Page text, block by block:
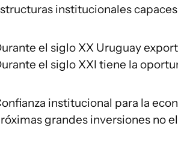
institucionales
el siglo XX Uruguay
el siglo XXI tiene la
institucional para la
grandes inversiones no